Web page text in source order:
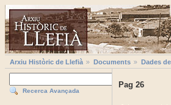
Arxiu Històric de Llefià Documents Dades
Recerca Avançada
Pag 26